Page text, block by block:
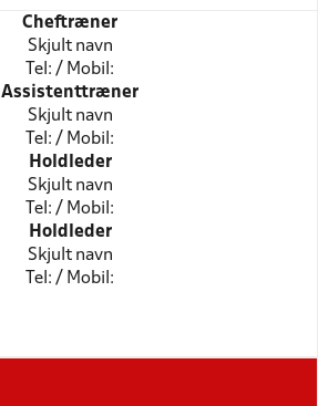
Cheftræner
Skjult navn
Tel: / Mobil:
Assistenttræner
Skjult navn
Tel: / Mobil:
Holdleder
Skjult navn
Tel: / Mobil:
Holdleder
Skjult navn
Tel: / Mobil: